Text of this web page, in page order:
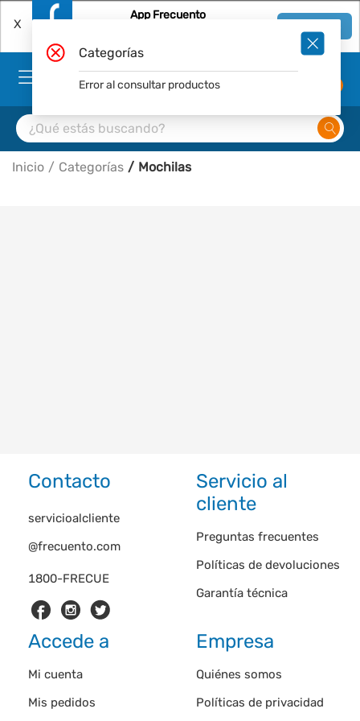
X
App Frecuento
Inicio Categorías Mochilas
Contacto
1800-FRECUE
servicioalcliente
@frecuento.com
Servicio al
cliente
Preguntas frecuentes
Políticas de devoluciones
Garantía técnica
Accede a
Mi cuenta
Mis pedidos
Empresa
Quiénes somos
Políticas de privacidad
Categorías
Error al consultar productos